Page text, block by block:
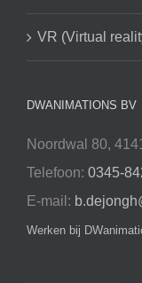
VR (Virtual
DWANIMATIONS BV
Noordwal 80,
Telefoon: 0345-
E-mail:
Werken bij